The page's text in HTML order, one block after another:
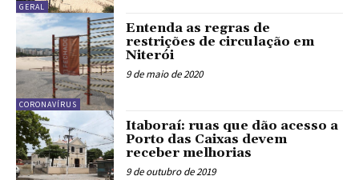
GERAL
CORONAVÍRUS
Entenda as regras de
restrições de circulação em
Niterói
9 de maio de 2020
Itaboraí: ruas que dão acesso a
Porto das Caixas devem
receber melhorias
9 de outubro de 2019